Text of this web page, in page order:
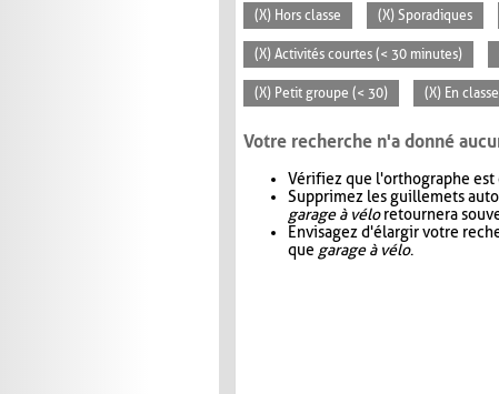
(X) Hors classe (X) Sporadiques
(X) Activités courtes (< 30 minutes)
(X) Petit groupe (< 30) (X) En
Votre recherche n'a donné
Vérifiez que l'orthographe est
Supprimez les guillemets
garage à véloretournera
Envisagez d'élargir votre
que garage à vélo.